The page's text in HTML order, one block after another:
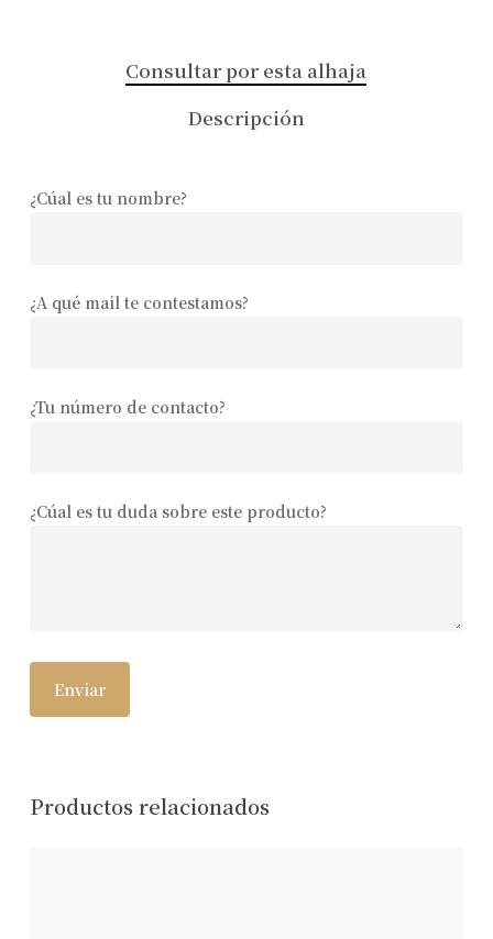
Consultar por esta alhaja
Descripción
¿Cúal es tu nombre?
¿A qué mail te contestamos?
¿Tu número de contacto?
¿Cúal es tu duda sobre este producto?
Productos relacionados